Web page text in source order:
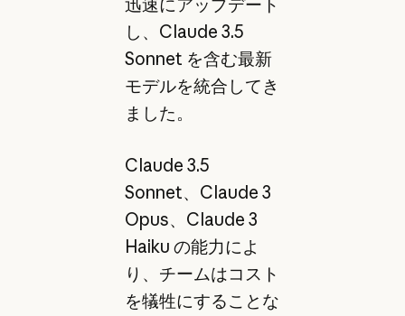
し、Claude 3.5
Sonnet を含む最新
モデルを統合してき
ました。
Claude 3.5
Sonnet、Claude 3
Opus、Claude 3
Haiku の能力によ
り、チームはコスト
を犠牲にすることな